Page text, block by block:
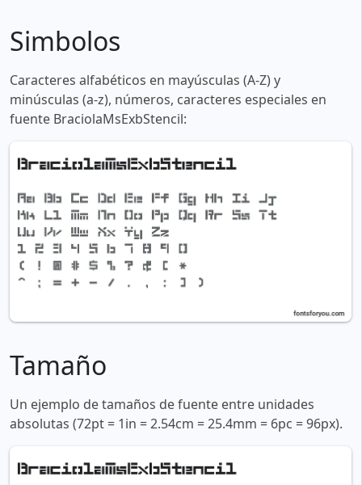
Simbolos
Caracteres alfabéticos en mayúsculas (A-Z) y
minúsculas (a-z), números, caracteres especiales en
fuente BraciolaMsExbStencil:
Tamaño
Un ejemplo de tamaños de fuente entre unidades
absolutas (72pt = 1in = 2.54cm = 25.4mm = 6pc = 96px).